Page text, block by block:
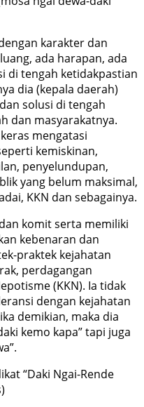
karakter dan
ada harapan, ada
di tengah ketidakpastian
dia (kepala daerah)
solusi di tengah
dan masyarakatnya.
mengatasi
kemiskinan,
penyelundupan,
yang belum maksimal,
KKN dan sebagainya.
komit serta memiliki
kebenaran dan
praktek kejahatan
perdagangan
(KKN). Ia tidak
dengan kejahatan
demikian, maka dia
kemo kapa” tapi juga
“Daki Ngai-Rende